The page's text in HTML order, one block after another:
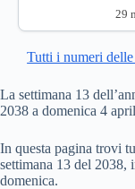
29
Tutti i numeri
La settimana 13
2038 a domenica 4
In questa pagina trovi
settimana 13 del 2038,
domenica.